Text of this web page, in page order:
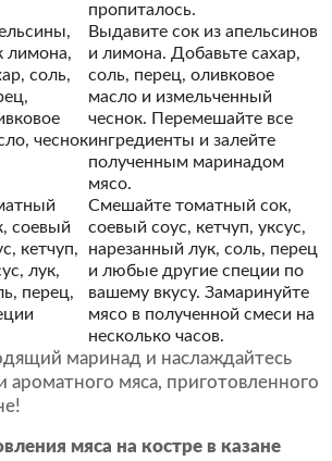
пропиталось.
лимона,
соль,
чеснок
Выдавите сок из апельсинов
и лимона. Добавьте сахар,
соль, перец, оливковое
масло и измельченный
чеснок. Перемешайте все
ингредиенты и залейте
полученным маринадом
мясо.
соевый
кетчуп,
лук,
перец,
Смешайте томатный сок,
соевый соус, кетчуп, уксус,
нарезанный лук, соль, перец
и любые другие специи по
вашему вкусу. Замаринуйте
мясо в полученной смеси на
несколько часов.
маринад и наслаждайтесь
ароматного мяса, приготовленного
мяса на костре в казане